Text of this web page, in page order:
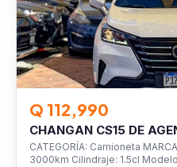
Q 112,990
CHANGAN CS15 DE
CATEGORÍA: Camioneta
3000km Cilindraje: 1.5cl